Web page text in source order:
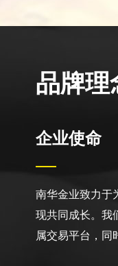
品牌理
企业使命
南华金业致力于
现共同成长。我
属交易平台，同